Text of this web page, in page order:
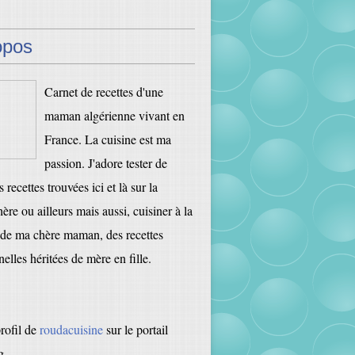
Carnet de recettes d'une
maman algérienne vivant en
France. La cuisine est ma
passion. J'adore tester de
recettes trouvées ici et là sur la
ou ailleurs mais aussi, cuisiner à la
ma chère maman, des recettes
héritées de mère en fille.
deroudacuisinesur le portail